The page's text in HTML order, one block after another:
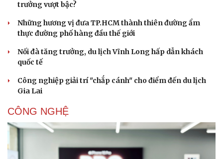
Văn hóa
Sân khấu - Điện ảnh
Âm nhạc
Giải trí
trưởng vượt bậc?
Những hương vị đưa TP.HCM thành thiên đường ẩm
thực đường phố hàng đầu thế giới
Nối đà tăng trưởng, du lịch Vĩnh Long hấp dẫn khách
quốc tế
Công nghiệp giải trí "chắp cánh" cho điểm đến du lịch
Gia Lai
CÔNG NGHỆ